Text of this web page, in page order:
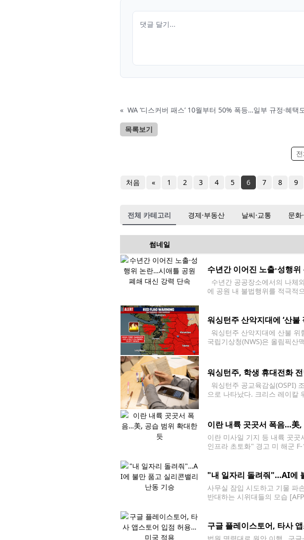
« WA ‘디스커버 패스’ 10월부터 50% 폭등…일부 규정·혜택
목록보기
처음 « 1 2 3 4 5 6 7 8 9
전체 카테고리 경제·부동산 날씨·교통 문화
썸네일
수년간 이어진 노출·성행
수년간 공공장소에서의 나체
에 공원 내 불법행위를 적극적
워싱턴주 산악지대에 ‘산
워싱턴주 산악지대에 산불
국립기상청(NWS)은 올림픽산
워싱턴주, 학생 휴대전화
워싱턴주 공교육감실(OSPI)
으로 나타났다. 크리스 레이칼
이란 내륙 곳곳서 폭음…美
이란 미사일 기지 등 내륙 곳
인프라 초토화" 경고 미 해군
"내 일자리 돌려줘"…AI에
사무실 잠입 시도하고 기물 파
반대하는 시위대들의 모습
구글 플레이스토어, 타사
법원 명령대로 원안 이행…구